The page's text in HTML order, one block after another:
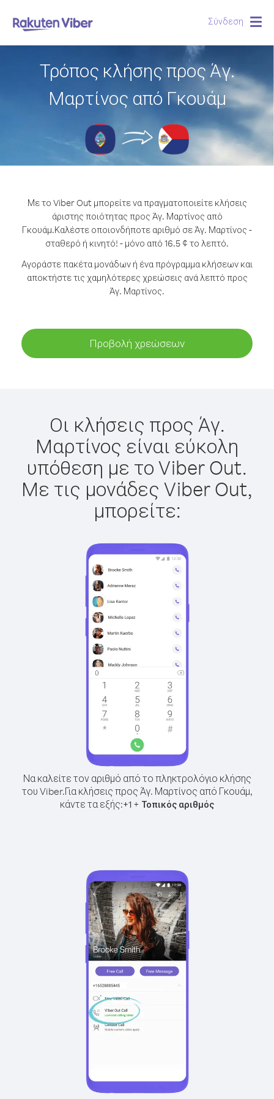
Σύνδεση
Τρόπος κλήσης προς Άγ.
Μαρτίνος από Γκουάμ
Με το Viber Out μπορείτε να πραγματοποιείτε κλήσεις
άριστης ποιότητας προς Άγ. Μαρτίνος από
Γκουάμ.Καλέστε οποιονδήποτε αριθμό σε Άγ. Μαρτίνος -
σταθερό ή κινητό! - μόνο από 16.5 ¢ το λεπτό.
Αγοράστε πακέτα μονάδων ή ένα πρόγραμμα κλήσεων και
αποκτήστε τις χαμηλότερες χρεώσεις ανά λεπτό προς
Άγ. Μαρτίνος.
Προβολή χρεώσεων
Οι κλήσεις προς Άγ.
Μαρτίνος είναι εύκολη
υπόθεση με το Viber Out.
Με τις μονάδες Viber Out,
μπορείτε:
Να καλείτε τον αριθμό από το πληκτρολόγιο κλήσης
του Viber.Για κλήσεις προς Άγ. Μαρτίνος από Γκουάμ,
κάντε τα εξής:+1 + Τοπικός αριθμός